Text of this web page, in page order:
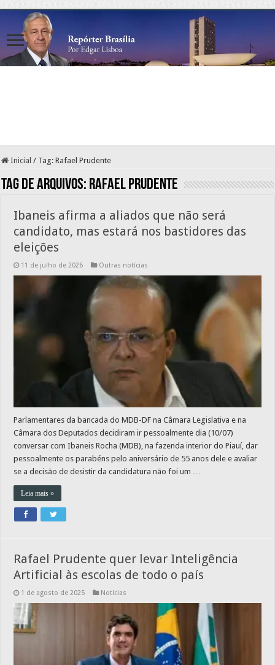
Inicial / Tag:Rafael Prudente
Tag de arquivos: Rafael Prudente
Ibaneis afirma a aliados que não será
candidato, mas estará nos bastidores das
eleições
11 de julho de 2026 Outras notícias
Parlamentares da bancada do MDB-DF na Câmara Legislativa e na
Câmara dos Deputados decidiram ir pessoalmente dia (10/07)
conversar com Ibaneis Rocha (MDB), na fazenda interior do Piauí, dar
pessoalmente os parabéns pelo aniversário de 55 anos dele e avaliar
se a decisão de desistir da candidatura não foi um …
Leia mais »
Rafael Prudente quer levar Inteligência
Artificial às escolas de todo o país
1 de agosto de 2025 Notícias